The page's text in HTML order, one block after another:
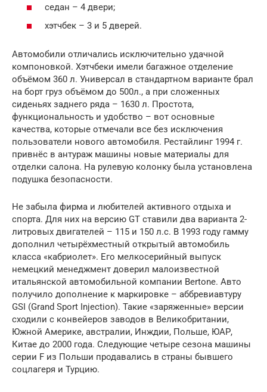
седан – 4 двери;
хэтчбек – 3 и 5 дверей.
Автомобили отличались исключительно удачной
компоновкой. Хэтчбеки имели багажное отделение
объёмом 360 л. Универсал в стандартном варианте брал
на борт груз объёмом до 500л., а при сложенных
сиденьях заднего ряда – 1630 л. Простота,
функциональность и удобство – вот основные
качества, которые отмечали все без исключения
пользователи нового автомобиля. Рестайлинг 1994 г.
привнёс в антураж машины новые материалы для
отделки салона. На рулевую колонку была установлена
подушка безопасности.
Не забыла фирма и любителей активного отдыха и
спорта. Для них на версию GT ставили два варианта 2-
литровых двигателей – 115 и 150 л.с. В 1993 году гамму
дополнил четырёхместный открытый автомобиль
класса «кабриолет». Его мелкосерийный выпуск
немецкий менеджмент доверил малоизвестной
итальянской автомобильной компании Bertone. Авто
получило дополнение к маркировке – аббревиавтуру
GSI (Grand Sport Injection). Такие «заряженные» версии
сходили с конвейеров заводов в Великобритании,
Южной Америке, австралии, Инждии, Польше, ЮАР,
Китае до 2000 года. Следующие четыре сезона машины
серии F из Польши продавались в страны бывшего
соцлагеря и Турцию.